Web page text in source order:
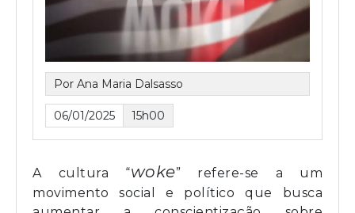
Por Ana Maria Dalsasso
06/01/2025 15h00
A cultura “woke” refere-se a um
movimento social e político que busca